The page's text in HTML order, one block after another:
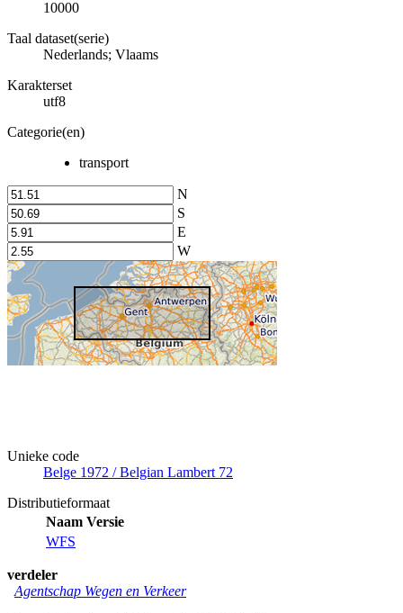
10000
Taal dataset(serie)
Nederlands; Vlaams
Karakterset
utf8
Categorie(en)
transport
N
S
E
W
Unieke code
Belge 1972 / Belgian Lambert 72
Distributieformaat
Naam Versie
WFS
verdeler
Agentschap Wegen en Verkeer